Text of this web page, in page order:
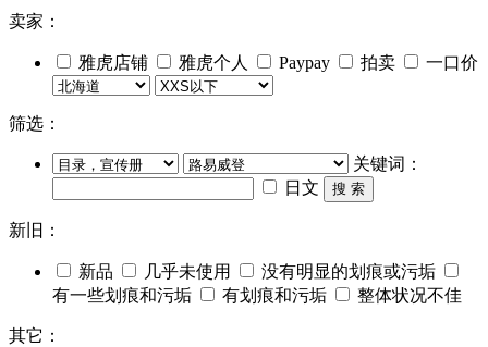
卖家：
雅虎店铺 雅虎个人 Paypay 拍卖 一口价
筛选：
关键词：
日文
搜 索
新旧：
新品 几乎未使用
没有明显的划痕或污垢
有一些划痕和污垢
有划痕和污垢 整体状况不佳
其它：